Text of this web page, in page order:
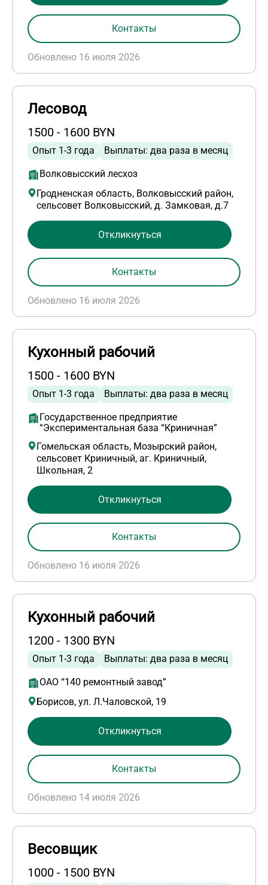
Обновлено 16 июля 2026
Контакты
Лесовод
1500 - 1600 BYN
Опыт 1-3 года Выплаты: два раза в месяц
Волковысский лесхоз
Гродненская область, Волковысский район,
сельсовет Волковысский, д. Замковая, д.7
Обновлено 16 июля 2026
Откликнуться
Контакты
Кухонный рабочий
1500 - 1600 BYN
Опыт 1-3 года Выплаты: два раза в месяц
Государственное предприятие
“Экспериментальная база “Криничная”
Гомельская область, Мозырский район,
сельсовет Криничный, аг. Криничный,
Школьная, 2
Обновлено 16 июля 2026
Откликнуться
Контакты
Кухонный рабочий
1200 - 1300 BYN
Опыт 1-3 года Выплаты: два раза в месяц
ОАО “140 ремонтный завод”
Борисов, ул. Л.Чаловской, 19
Обновлено 14 июля 2026
Откликнуться
Контакты
Весовщик
1000 - 1500 BYN